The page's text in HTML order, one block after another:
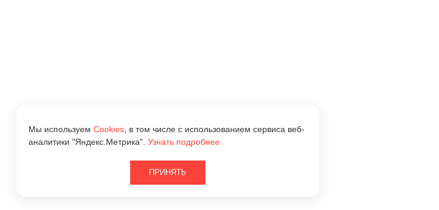
Мы используем Cookies, в том числе с использованием сервиса веб-
аналитики "Яндекс.Метрика". Узнать подробнее
ПРИНЯТЬ